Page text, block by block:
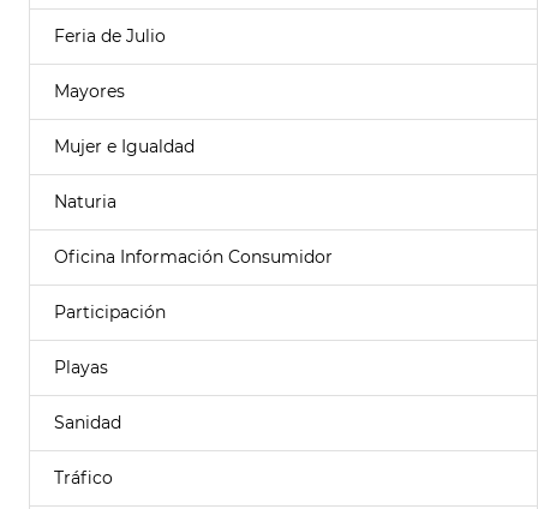
Feria de Julio
Mayores
Mujer e Igualdad
Naturia
Oficina Información Consumidor
Participación
Playas
Sanidad
Tráfico